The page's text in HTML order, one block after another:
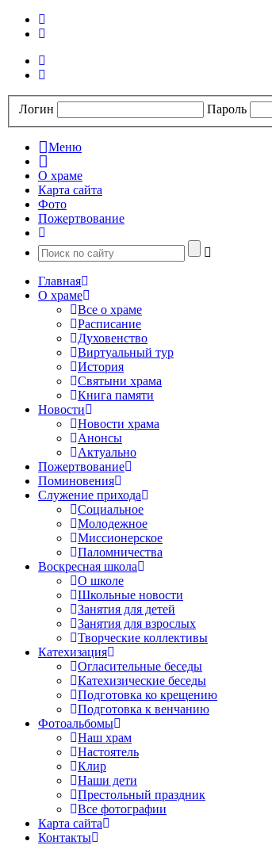
Логин Пароль
Меню
О храме
Карта сайта
Фото
Пожертвование
Главная
О храме
Все о храме
Расписание
Духовенство
Виртуальный тур
История
Святыни храма
Книга памяти
Новости
Новости храма
Анонсы
Актуально
Пожертвование
Поминовения
Служение прихода
Социальное
Молодежное
Миссионерское
Паломничества
Воскресная школа
О школе
Школьные новости
Занятия для детей
Занятия для взрослых
Творческие коллективы
Катехизация
Огласительные беседы
Катехизические беседы
Подготовка ко крещению
Подготовка к венчанию
Фотоальбомы
Наш храм
Настоятель
Клир
Наши дети
Престольный праздник
Все фотографии
Карта сайта
Контакты